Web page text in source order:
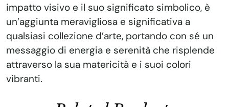
impatto visivo e il suo significato simbolico, è
un’aggiunta meravigliosa e significativa a
qualsiasi collezione d’arte, portando con sé un
messaggio di energia e serenità che risplende
attraverso la sua matericità e i suoi colori
vibranti.